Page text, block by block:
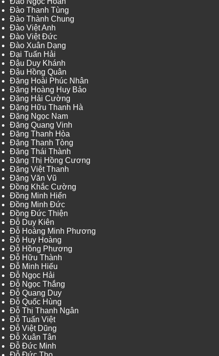
Đào Thanh Tùng
Đào Thành Chung
Đào Việt Anh
Đào Việt Đức
Đào Xuân Dạng
Đại Tuấn Hải
Đậu Duy Khánh
Đậu Hồng Quân
Đặng Hoài Phúc Nhân
Đặng Hoàng Huy Bảo
Đặng Hải Cường
Đặng Hữu Thanh Hà
Đặng Ngọc Nam
Đặng Quang Vinh
Đặng Thanh Hòa
Đặng Thanh Tòng
Đặng Thái Thành
Đặng Thị Hồng Cương
Đặng Việt Thanh
Đặng Văn Vũ
Đồng Khắc Cường
Đồng Minh Hiển
Đồng Minh Đức
Đồng Đức Thiện
Đỗ Duy Kiên
Đỗ Hoàng Minh Phương
Đỗ Huy Hoàng
Đỗ Hồng Phương
Đỗ Hữu Thành
Đỗ Minh Hiếu
Đỗ Ngọc Hải
Đỗ Ngọc Thắng
Đỗ Quang Duy
Đỗ Quốc Hùng
Đỗ Thị Thanh Ngân
Đỗ Tuấn Việt
Đỗ Việt Dũng
Đỗ Xuân Tân
Đỗ Đức Minh